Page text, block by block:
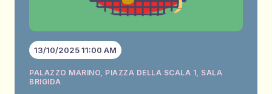
13/10/2025 11:00 AM
PALAZZO MARINO, PIAZZA DELLA SCALA 1, SALA
BRIGIDA